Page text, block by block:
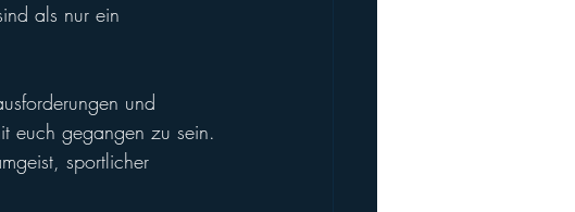
als nur ein
und
euch gegangen zu sein.
sportlicher